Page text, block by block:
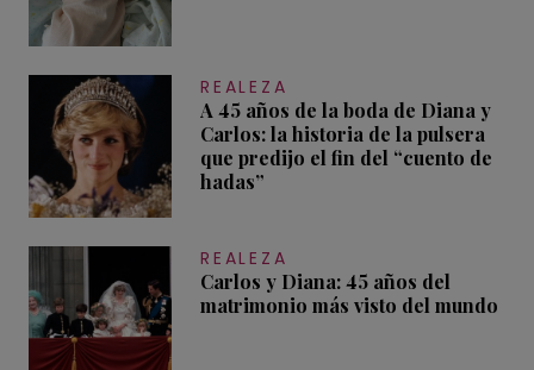
REALEZA
A 45 años de la boda de Diana y
Carlos: la historia de la pulsera
que predijo el fin del “cuento de
hadas”
REALEZA
Carlos y Diana: 45 años del
matrimonio más visto del mundo